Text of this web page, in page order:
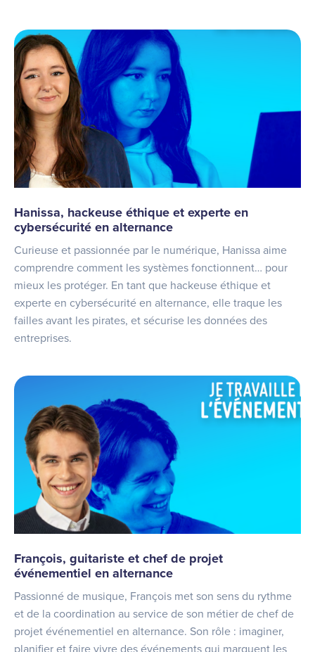
Hanissa, hackeuse éthique et experte en
cybersécurité en alternance
Curieuse et passionnée par le numérique, Hanissa aime
comprendre comment les systèmes fonctionnent… pour
mieux les protéger. En tant que hackeuse éthique et
experte en cybersécurité en alternance, elle traque les
failles avant les pirates, et sécurise les données des
entreprises.
François, guitariste et chef de projet
événementiel en alternance
Passionné de musique, François met son sens du rythme
et de la coordination au service de son métier de chef de
projet événementiel en alternance. Son rôle : imaginer,
planifier et faire vivre des événements qui marquent les